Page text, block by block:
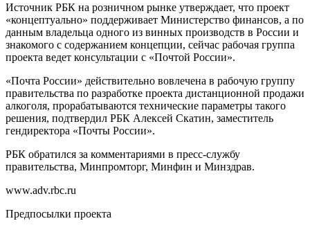
Источник РБК на розничном рынке утверждает, что проект
«концептуально» поддерживает Министерство финансов, а по
данным владельца одного из винных производств в России и
знакомого с содержанием концепции, сейчас рабочая группа
проекта ведет консультации с «Почтой России».
«Почта России» действительно вовлечена в рабочую группу
правительства по разработке проекта дистанционной продажи
алкоголя, прорабатываются технические параметры такого
решения, подтвердил РБК Алексей Скатин, заместитель
гендиректора «Почты России».
РБК обратился за комментариями в пресс-службу
правительства, Минпромторг, Минфин и Минздрав.
www.adv.rbc.ru
Предпосылки проекта